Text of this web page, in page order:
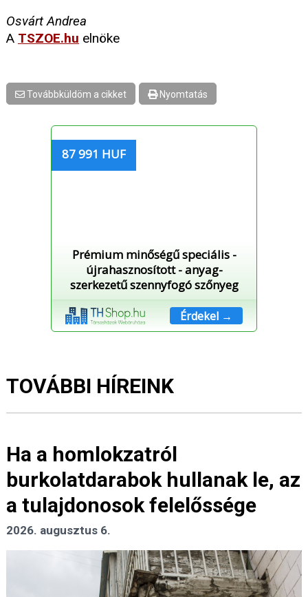
Osvárt Andrea
A TSZOE.hu elnöke
Továbbküldöm a cikket Nyomtatás
87 991 HUF
Prémium minőségű speciális -
újrahasznosított - anyag-
szerkezetű szennyfogó szőnyeg
Érdekel →
TOVÁBBI HÍREINK
Ha a homlokzatról
burkolatdarabok hullanak le, az
a tulajdonosok felelőssége
2026. augusztus 6.